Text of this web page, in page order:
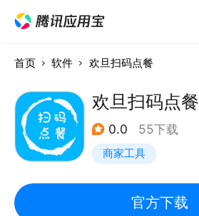
首页 软件 欢旦扫码点餐
欢旦扫码点餐
0.0 55下载
商家工具
官方下载